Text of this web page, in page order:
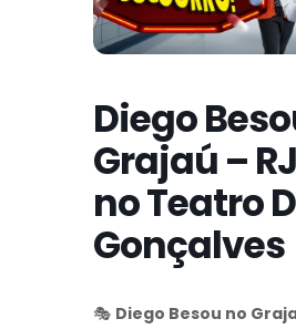
Diego
Grajaú –
no Teatro
Gonçalves
🎭 Diego Besou no